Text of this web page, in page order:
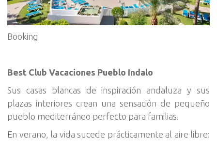
Booking
Best Club Vacaciones Pueblo Indalo
Sus casas blancas de inspiración andaluza y sus
plazas interiores crean una sensación de pequeño
pueblo mediterráneo perfecto para familias.
En verano, la vida sucede prácticamente al aire libre: